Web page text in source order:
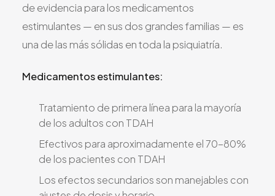
de evidencia para los medicamentos
estimulantes — en sus dos grandes familias — es
una de las más sólidas en toda la psiquiatría.
Medicamentos estimulantes:
Tratamiento de primera línea para la mayoría
de los adultos con TDAH
Efectivos para aproximadamente el 70-80%
de los pacientes con TDAH
Los efectos secundarios son manejables con